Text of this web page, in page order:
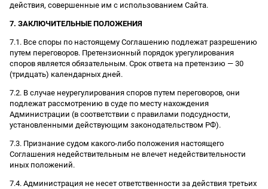
действия, совершенные им с использованием Сайта.
7. ЗАКЛЮЧИТЕЛЬНЫЕ ПОЛОЖЕНИЯ
7.1. Все споры по настоящему Соглашению подлежат разрешению
путем переговоров. Претензионный порядок урегулирования
споров является обязательным. Срок ответа на претензию — 30
(тридцать) календарных дней.
7.2. В случае неурегулирования споров путем переговоров, они
подлежат рассмотрению в суде по месту нахождения
Администрации (в соответствии с правилами подсудности,
установленными действующим законодательством РФ).
7.3. Признание судом какого-либо положения настоящего
Соглашения недействительным не влечет недействительности
иных положений.
7.4. Администрация не несет ответственности за действия третьих